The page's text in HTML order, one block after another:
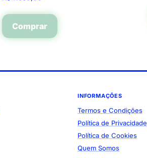
Comprar
INFORMAÇÕES
Termos e Condições
Política de Privacidade
Política de Cookies
Quem Somos